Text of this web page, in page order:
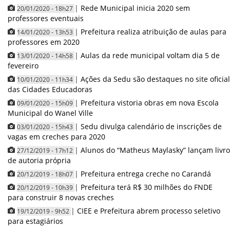
20/01/2020 - 18h27 | Rede Municipal inicia 2020 sem
professores eventuais
14/01/2020 - 13h53 | Prefeitura realiza atribuição de aulas para
professores em 2020
13/01/2020 - 14h58 | Aulas da rede municipal voltam dia 5 de
fevereiro
10/01/2020 - 11h34 | Ações da Sedu são destaques no site oficial
das Cidades Educadoras
09/01/2020 - 15h09 | Prefeitura vistoria obras em nova Escola
Municipal do Wanel Ville
03/01/2020 - 15h43 | Sedu divulga calendário de inscrições de
vagas em creches para 2020
27/12/2019 - 17h12 | Alunos do “Matheus Maylasky” lançam livro
de autoria própria
20/12/2019 - 18h07 | Prefeitura entrega creche no Carandá
20/12/2019 - 10h39 | Prefeitura terá R$ 30 milhões do FNDE
para construir 8 novas creches
19/12/2019 - 9h52 | CIEE e Prefeitura abrem processo seletivo
para estagiários